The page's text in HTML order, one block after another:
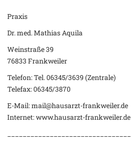
Praxis
Dr. med. Mathias Aquila
Weinstraße 39
76833 Frankweiler
Telefon: Tel. 06345/3639 (Zentrale)
Telefax: 06345/3870
E-Mail: mail@hausarzt-frankweiler.de
Internet: www.hausarzt-frankweiler.de